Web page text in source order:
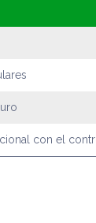
con el